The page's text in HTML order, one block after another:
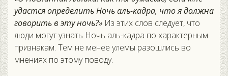
удастся определить Ночь аль-кадра, что я должна
говорить в эту ночь?» Из этих слов следует, что
люди могут узнать Ночь аль-кадра по характерным
признакам. Тем не менее улемы разошлись во
мнениях по этому поводу.